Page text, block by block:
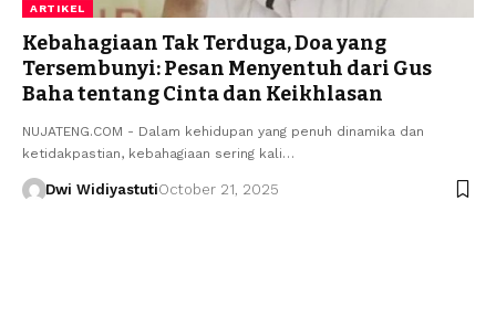
ARTIKEL
Kebahagiaan Tak Terduga, Doa yang
Tersembunyi: Pesan Menyentuh dari Gus
Baha tentang Cinta dan Keikhlasan
NUJATENG.COM - Dalam kehidupan yang penuh dinamika dan
ketidakpastian, kebahagiaan sering kali…
Dwi WidiyastutiOctober 21, 2025